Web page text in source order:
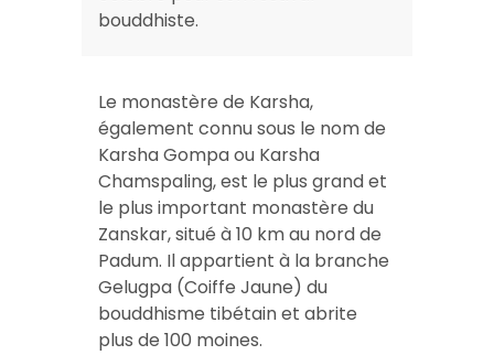
bouddhiste.
Le monastère de Karsha,
également connu sous le nom de
Karsha Gompa ou Karsha
Chamspaling, est le plus grand et
le plus important monastère du
Zanskar, situé à 10 km au nord de
Padum. Il appartient à la branche
Gelugpa (Coiffe Jaune) du
bouddhisme tibétain et abrite
plus de 100 moines.